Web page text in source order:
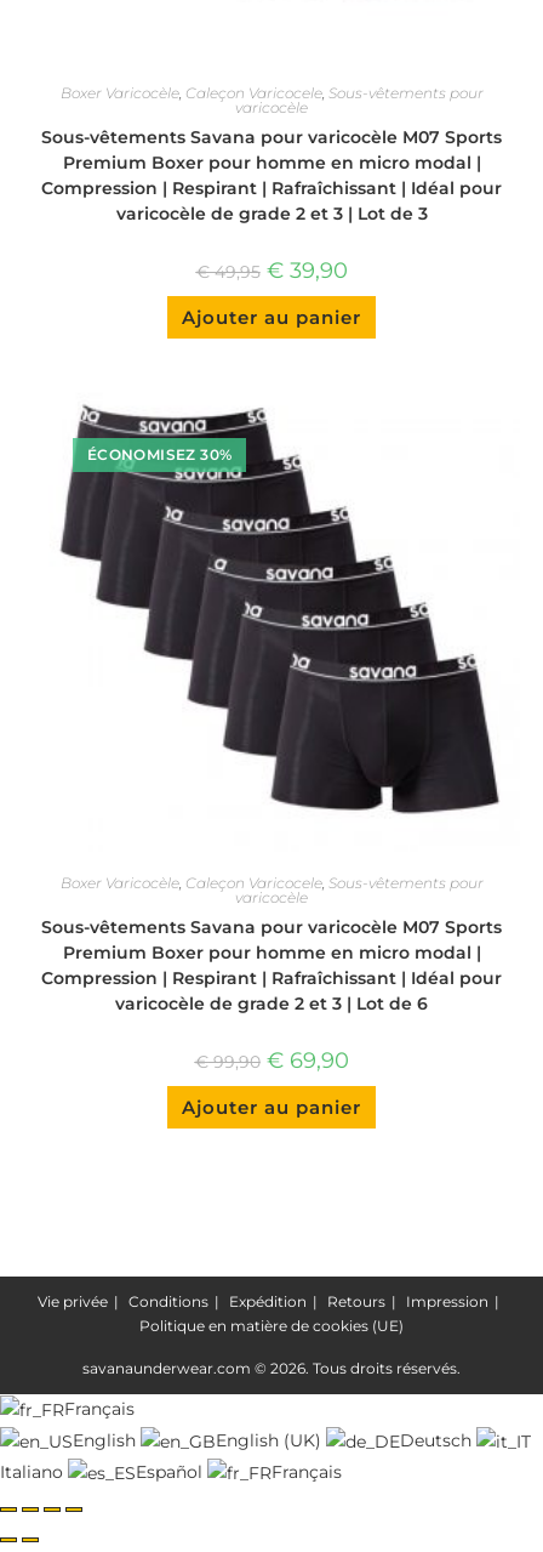
Boxer Varicocèle, Caleçon Varicocele, Sous-vêtements pour
varicocèle
Sous-vêtements Savana pour varicocèle M07 Sports
Premium Boxer pour homme en micro modal |
Compression | Respirant | Rafraîchissant | Idéal pour
varicocèle de grade 2 et 3 | Lot de 3
€49,95 Le
prix
d'origine
était
:
€39,90Le
actuel
est
:
Ajouter au panier
Ce
a
ÉCONOMISEZ 30%
Boxer Varicocèle, Caleçon Varicocele, Sous-vêtements pour
varicocèle
Sous-vêtements Savana pour varicocèle M07 Sports
Premium Boxer pour homme en micro modal |
Compression | Respirant | Rafraîchissant | Idéal pour
varicocèle de grade 2 et 3 | Lot de 6
€99,90 Le
prix
d'origine
était
:
€69,90Le
actuel
est
:
Ajouter au panier
Ce
a
la
page
du
produit
Vie privée Conditions Expédition Retours
Impression
Politique en matière de cookies (UE)
savanaunderwear.com © 2026. Tous droits réservés.
Français
English
English (UK)
Deutsch
Italiano
Español Français